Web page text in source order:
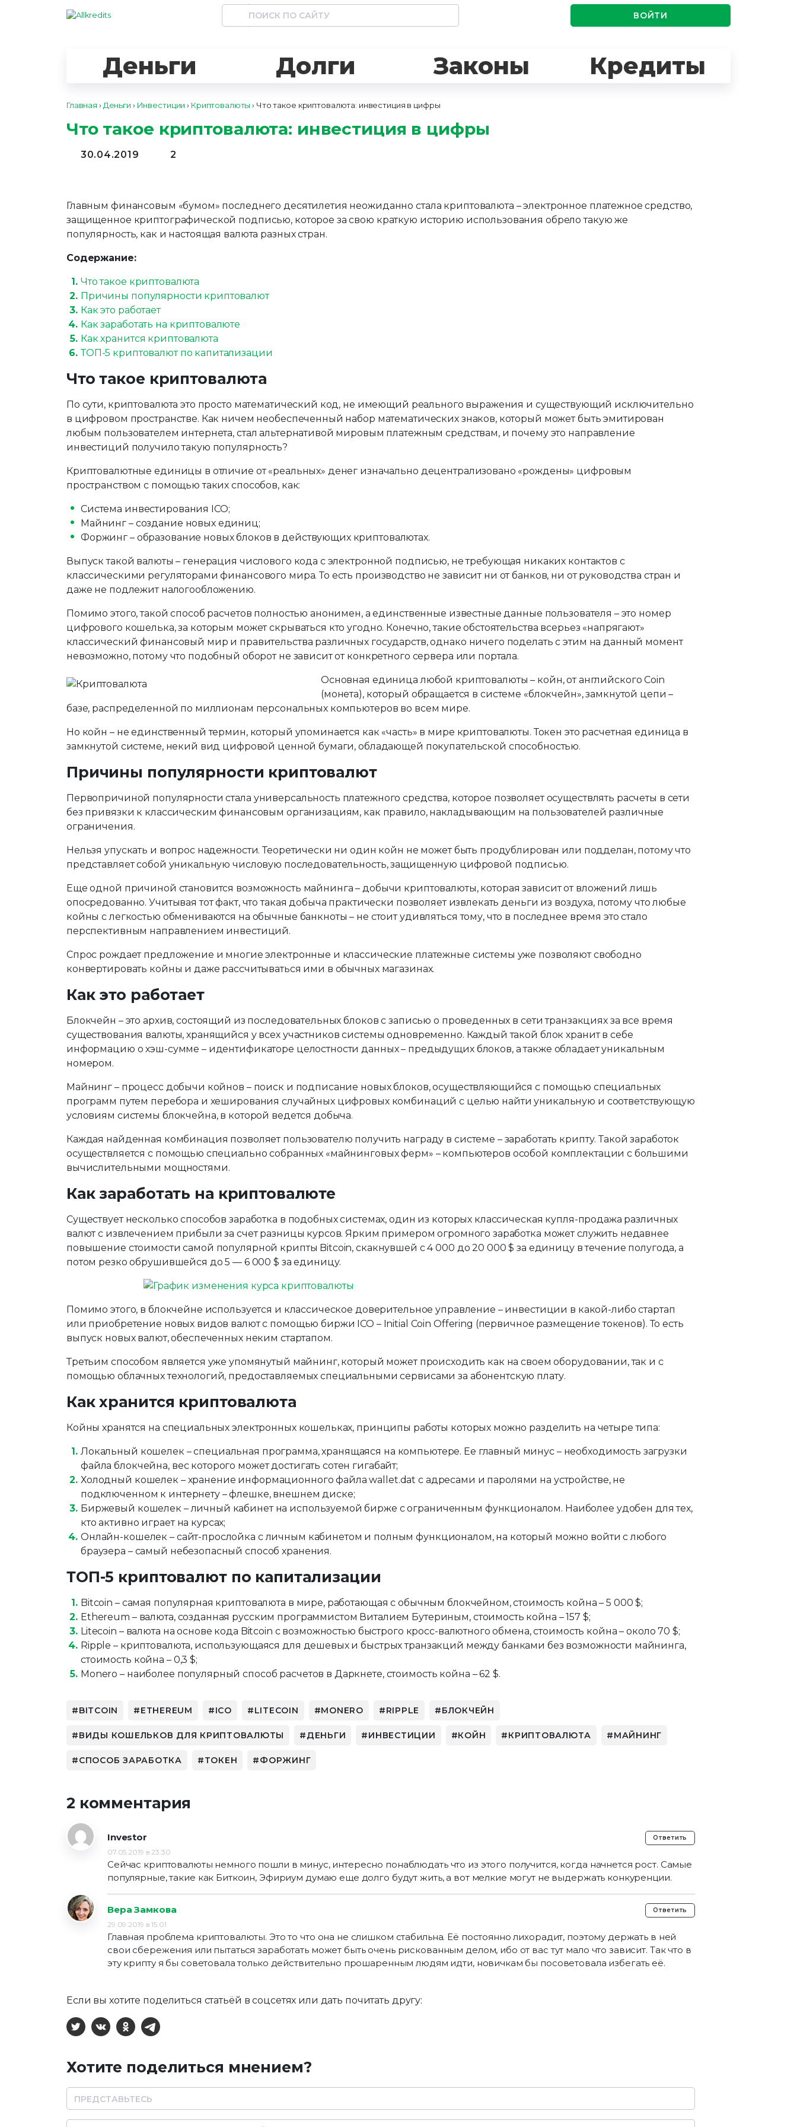
ВОЙТИ
Деньги Долги Законы Кредиты
Главная › Деньги › Инвестиции › Криптовалюты › Что такое криптовалюта: инвестиция в цифры
Что такое криптовалюта: инвестиция в цифры
30.04.2019 2
Главным финансовым «бумом» последнего десятилетия неожиданно стала криптовалюта – электронное платежное средство,
защищенное криптографической подписью, которое за свою краткую историю использования обрело такую же
популярность, как и настоящая валюта разных стран.
Содержание:
Что такое криптовалюта
Причины популярности криптовалют
Как это работает
Как заработать на криптовалюте
Как хранится криптовалюта
ТОП-5 криптовалют по капитализации
Что такое криптовалюта
По сути, криптовалюта это просто математический код, не имеющий реального выражения и существующий исключительно
в цифровом пространстве. Как ничем необеспеченный набор математических знаков, который может быть эмитирован
любым пользователем интернета, стал альтернативой мировым платежным средствам, и почему это направление
инвестиций получило такую популярность?
Криптовалютные единицы в отличие от «реальных» денег изначально децентрализовано «рождены» цифровым
пространством с помощью таких способов, как:
Система инвестирования ICO;
Майнинг – создание новых единиц;
Форжинг – образование новых блоков в действующих криптовалютах.
Выпуск такой валюты – генерация числового кода с электронной подписью, не требующая никаких контактов с
классическими регуляторами финансового мира. То есть производство не зависит ни от банков, ни от руководства стран и
даже не подлежит налогообложению.
Помимо этого, такой способ расчетов полностью анонимен, а единственные известные данные пользователя – это номер
цифрового кошелька, за которым может скрываться кто угодно. Конечно, такие обстоятельства всерьез «напрягают»
классический финансовый мир и правительства различных государств, однако ничего поделать с этим на данный момент
невозможно, потому что подобный оборот не зависит от конкретного сервера или портала.
Основная единица любой криптовалюты – койн, от английского Coin
(монета), который обращается в системе «блокчейн», замкнутой цепи –
базе, распределенной по миллионам персональных компьютеров во всем мире.
Но койн – не единственный термин, который упоминается как «часть» в мире криптовалюты. Токен это расчетная единица в
замкнутой системе, некий вид цифровой ценной бумаги, обладающей покупательской способностью.
Причины популярности криптовалют
Первопричиной популярности стала универсальность платежного средства, которое позволяет осуществлять расчеты в сети
без привязки к классическим финансовым организациям, как правило, накладывающим на пользователей различные
ограничения.
Нельзя упускать и вопрос надежности. Теоретически ни один койн не может быть продублирован или подделан, потому что
представляет собой уникальную числовую последовательность, защищенную цифровой подписью.
Еще одной причиной становится возможность майнинга – добычи криптовалюты, которая зависит от вложений лишь
опосредованно. Учитывая тот факт, что такая добыча практически позволяет извлекать деньги из воздуха, потому что любые
койны с легкостью обмениваются на обычные банкноты – не стоит удивляться тому, что в последнее время это стало
перспективным направлением инвестиций.
Спрос рождает предложение и многие электронные и классические платежные системы уже позволяют свободно
конвертировать койны и даже рассчитываться ими в обычных магазинах.
Как это работает
Блокчейн – это архив, состоящий из последовательных блоков с записью о проведенных в сети транзакциях за все время
существования валюты, хранящийся у всех участников системы одновременно. Каждый такой блок хранит в себе
информацию о хэш-сумме – идентификаторе целостности данных – предыдущих блоков, а также обладает уникальным
номером.
Майнинг – процесс добычи койнов – поиск и подписание новых блоков, осуществляющийся с помощью специальных
программ путем перебора и хеширования случайных цифровых комбинаций с целью найти уникальную и соответствующую
условиям системы блокчейна, в которой ведется добыча.
Каждая найденная комбинация позволяет пользователю получить награду в системе – заработать крипту. Такой заработок
осуществляется с помощью специально собранных «майнинговых ферм» – компьютеров особой комплектации с большими
вычислительными мощностями.
Как заработать на криптовалюте
Существует несколько способов заработка в подобных системах, один из которых классическая купля-продажа различных
валют с извлечением прибыли за счет разницы курсов. Ярким примером огромного заработка может служить недавнее
повышение стоимости самой популярной крипты Bitcoin, скакнувшей с 4 000 до 20 000 $ за единицу в течение полугода, а
потом резко обрушившейся до 5 — 6 000 $ за единицу.
Помимо этого, в блокчейне используется и классическое доверительное управление – инвестиции в какой-либо стартап
или приобретение новых видов валют с помощью биржи ICO – Initial Coin Offering (первичное размещение токенов). То есть
выпуск новых валют, обеспеченных неким стартапом.
Третьим способом является уже упомянутый майнинг, который может происходить как на своем оборудовании, так и с
помощью облачных технологий, предоставляемых специальными сервисами за абонентскую плату.
Как хранится криптовалюта
Койны хранятся на специальных электронных кошельках, принципы работы которых можно разделить на четыре типа:
Локальный кошелек – специальная программа, хранящаяся на компьютере. Ее главный минус – необходимость загрузки
файла блокчейна, вес которого может достигать сотен гигабайт;
Холодный кошелек – хранение информационного файла wallet.dat с адресами и паролями на устройстве, не
подключенном к интернету – флешке, внешнем диске;
Биржевый кошелек – личный кабинет на используемой бирже с ограниченным функционалом. Наиболее удобен для тех,
кто активно играет на курсах;
Онлайн-кошелек – сайт-прослойка с личным кабинетом и полным функционалом, на который можно войти с любого
браузера – самый небезопасный способ хранения.
ТОП-5 криптовалют по капитализации
Bitcoin – самая популярная криптовалюта в мире, работающая с обычным блокчейном, стоимость койна – 5 000 $;
Ethereum – валюта, созданная русским программистом Виталием Бутериным, стоимость койна – 157 $;
Litecoin – валюта на основе кода Bitcoin с возможностью быстрого кросс-валютного обмена, стоимость койна – около 70 $;
Ripple – криптовалюта, использующаяся для дешевых и быстрых транзакций между банками без возможности майнинга,
стоимость койна – 0,3 $;
Monero – наиболее популярный способ расчетов в Даркнете, стоимость койна – 62 $.
BITCOIN ETHEREUM ICO LITECOIN MONERO RIPPLE БЛОКЧЕЙН
ВИДЫ КОШЕЛЬКОВ ДЛЯ КРИПТОВАЛЮТЫ ДЕНЬГИ ИНВЕСТИЦИИ КОЙН КРИПТОВАЛЮТА МАЙНИНГ
СПОСОБ ЗАРАБОТКА ТОКЕН ФОРЖИНГ
2 комментария
Investor Ответить
07.05.2019 в 23:30
Сейчас криптовалюты немного пошли в минус, интересно понаблюдать что из этого получится, когда начнется рост. Самые
популярные, такие как Биткоин, Эфириум думаю еще долго будут жить, а вот мелкие могут не выдержать конкуренции.
Вера Замкова Ответить
29.09.2019 в 15:01
Главная проблема криптовалюты. Это то что она не слишком стабильна. Её постоянно лихорадит, поэтому держать в ней
свои сбережения или пытаться заработать может быть очень рискованным делом, ибо от вас тут мало что зависит. Так что в
эту крипту я бы советовала только действительно прошаренным людям идти, новичкам бы посоветовала избегать её.
Если вы хотите поделиться статьёй в соцсетях или дать почитать другу:
X ВКонтактеОдноклассники
Telegram
Хотите поделиться мнением?
Name